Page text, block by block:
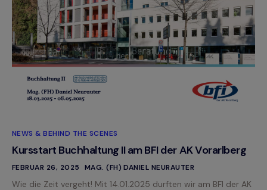
NEWS & BEHIND THE SCENES
Kursstart Buchhaltung II am BFI der AK Vorarlberg
FEBRUAR 26, 2025 MAG. (FH) DANIEL NEURAUTER
Wie die Zeit vergeht! Mit 14.01.2025 durften wir am BFI der AK